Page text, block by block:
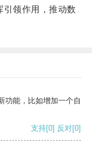
引领作用，推动数
功能，比如增加一个自
支持[0] 反对[0]